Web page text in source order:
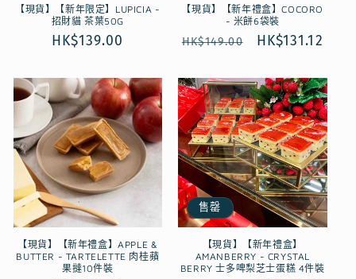
【現貨】【新年限定】LUPICIA -
招財貓 茶葉50G
定
HK$139.00
【現貨】【新年禮盒】COCORO
- 米餅6袋裝
定
HK$149.00
售
HK$131.12
【現貨】【新年禮盒】APPLE &
BUTTER - TARTELETTE 肉桂蘋
果撻10件裝
售罄
【現貨】【新年禮盒】
AMANBERRY - CRYSTAL
BERRY 士多啤梨芝士蛋糕 4件裝